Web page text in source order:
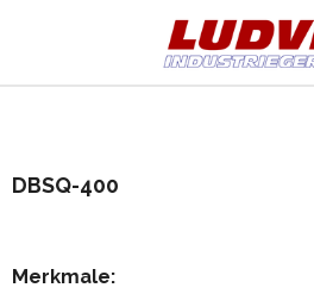
DBSQ-400
Merkmale: